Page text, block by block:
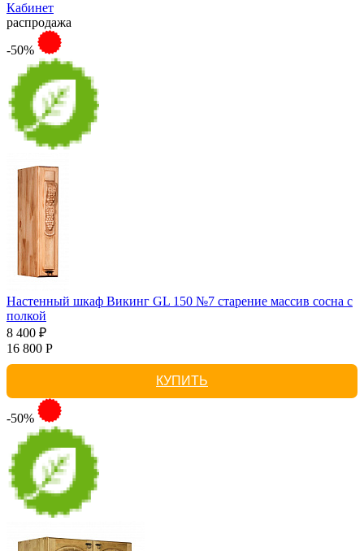
Кабинет
распродажа
-50%
Настенный шкаф Викинг GL 150 №7 старение массив сосна с
полкой
8 400 ₽
16 800 Р
КУПИТЬ
-50%